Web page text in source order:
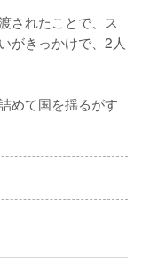
されたことで、ス
がきっかけで、2人
めて国を揺るがす